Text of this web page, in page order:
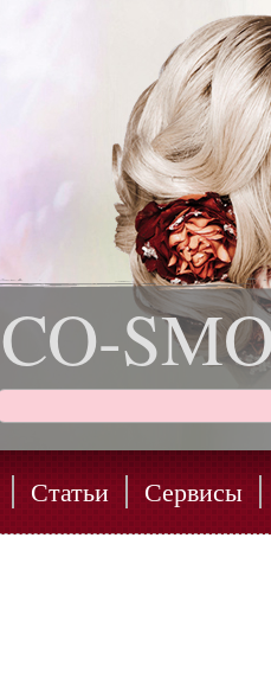
CO-
Статьи Сервисы